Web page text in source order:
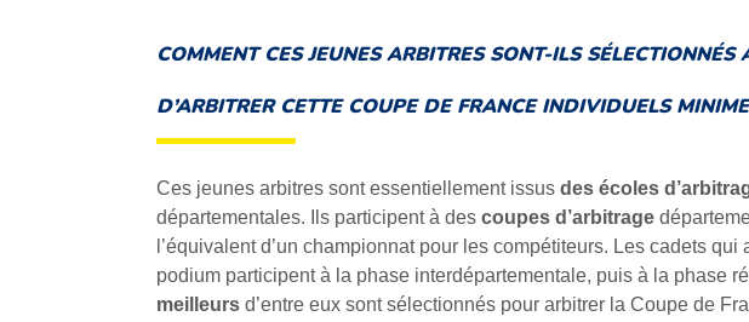
COMMENT CES JEUNES ARBITRES SONT-ILS SÉLECTIONNÉS
D’ARBITRER CETTE COUPE DE FRANCE INDIVIDUELS
Ces jeunes arbitres sont essentiellement issus des écoles
départementales. Ils participent à des coupes d’arbitrage
l’équivalent d’un championnat pour les compétiteurs. Les cadets qui
podium participent à la phase interdépartementale, puis à la phase
meilleurs d’entre eux sont sélectionnés pour arbitrer la Coupe de